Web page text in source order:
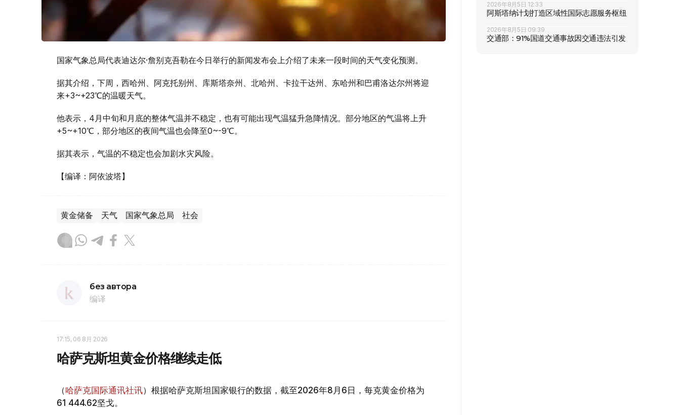
国家气象总局代表迪达尔·詹别克吾勒在今日举行的新闻发布会上介绍了未来一段时间的天气变化预测。
据其介绍，下周，西哈州、阿克托别州、库斯塔奈州、北哈州、卡拉干达州、东哈州和巴甫洛达尔州将迎
来+3~+23℃的温暖天气。
他表示，4月中旬和月底的整体气温并不稳定，也有可能出现气温猛升急降情况。部分地区的气温将上升
+5~+10℃，部分地区的夜间气温也会降至0~-9℃。
据其表示，气温的不稳定也会加剧水灾风险。
【编译：阿依波塔】
黄金储备 天气 国家气象总局 社会
без автора
编译
17:15, 06 8月 2026
哈萨克斯坦黄金价格继续走低
（哈萨克国际通讯社讯）根据哈萨克斯坦国家银行的数据，截至2026年8月6日，每克黄金价格为
61 444.62坚戈。
2026年8月5日 12:33
阿斯塔纳计划打造区域性国际志愿服务枢纽
2026年8月5日 09:39
交通部：91%国道交通事故因交通违法引发